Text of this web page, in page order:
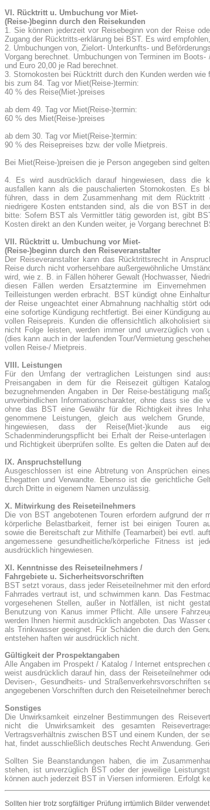
VI. Rücktritt u. Umbuchung vor Miet-
(Reise-)beginn durch den Reisekunden
1. Sie können jederzeit vor Reisebeginn von der Reise
Zugang der Rücktritts-erklärung bei BST. Es wird
2. Umbuchungen von, Zielort- Unterkunfts- und
Vorgang berechnet. Umbuchungen von Terminen im
und Euro 20,00 je Rad berechnet.
3. Stornokosten bei Rücktritt durch den Kunden werden wie
bis zum 84. Tag vor Miet(Reise-)termin:
40 % des Reise(Miet-)preises
ab dem 49. Tag vor Miet(Reise-)termin:
60 % des Miet(Reise-)preises
ab dem 30. Tag vor Miet(Reise-)termin:
90 % des Reisepreises bzw. der volle Mietpreis.
Bei Miet(Reise-)preisen die je Person angegeben sind
4. Es wird ausdrücklich darauf hingewiesen, dass die
ausfallen kann als die pauschalierten Stornokosten. Es
führen, dass in dem Zusammenhang mit dem
niedrigere Kosten entstanden sind, als die von BST in
bitte: Sofern BST als Vermittler tätig geworden ist, gibt
Kosten direkt an den Kunden weiter, je Vorgang berechnet
VII. Rücktritt u. Umbuchung vor Miet-
(Reise-)beginn durch den Reiseveranstalter
Der Reiseveranstalter kann das Rücktrittsrecht in
Reise durch nicht vorhersehbare außergewöhnliche
wird, wie z. B. in Fällen höherer Gewalt (Hochwasser,
diesen Fällen werden Ersatztermine im
Teilleistungen werden erbracht. BST kündigt ohne
der Reise ungeachtet einer Abmahnung nachhaltig stört
eine sofortige Kündigung rechtfertigt. Bei einer Kündigung
vollen Reisepreis. Kunden die offensichtlich alkoholisiert
nicht Folge leisten, werden immer und unverzüglich von
(dies kann auch in der laufenden Tour/Vermietung
vollen Reise-/ Mietpreis.
VIII. Leistungen
Für den Umfang der vertraglichen Leistungen sind
Preisangaben in dem für die Reisezeit gültigen
bezugnehmenden Angaben in Der Reise-bestätigung
unverbindlichen Informationscharakter, ohne dass sie die
ohne das BST eine Gewähr für die Richtigkeit ihres
genommene Leistungen, gleich aus welchem
hingewiesen, dass der Reise(Miet-)kunde aus
Schadenminderungspflicht bei Erhalt der Reise-
und Richtigkeit überprüfen sollte. Es gelten die Daten auf
IX. Anspruchstellung
Ausgeschlossen ist eine Abtretung von Ansprüchen
Ehegatten und Verwandte. Ebenso ist die gerichtliche
durch Dritte in eigenem Namen unzulässig.
X. Mitwirkung des Reiseteilnehmers
Die von BST angebotenen Touren erfordern aufgrund der
körperliche Belastbarkeit, ferner ist bei einigen Touren
sowie die Bereitschaft zur Mithilfe (Teamarbeit) bei evtl.
angemessene gesundheitliche/körperliche Fitness ist
ausdrücklich hingewiesen.
XI. Kenntnisse des Reiseteilnehmers /
Fahrgebiete u. Sicherheitsvorschriften
BST setzt voraus, dass jeder Reiseteilnehmer mit den
Fahrrades vertraut ist, und schwimmen kann. Das
vorgesehenen Stellen, außer in Notfällen, ist nicht
Benutzung von Kanus immer Pflicht. Alle unsere
werden Ihnen hiermit ausdrücklich angeboten. Das
als Trinkwasser geeignet. Für Schäden die durch den
entstehen haften wir ausdrücklich nicht.
Gültigkeit der Prospektangaben
Alle Angaben im Prospekt / Katalog / Internet
weist ausdrücklich darauf hin, dass der Reiseteilnehmer
Devisen-, Gesundheits- und Straßenverkehrsvorschriften
angegebenen Vorschriften durch den Reiseteilnehmer
Sonstiges
Die Unwirksamkeit einzelner Bestimmungen des
nicht die Unwirksamkeit des gesamten
Vertragsverhältnis zwischen BST und einem Kunden, der
hat, findet ausschließlich deutsches Recht Anwendung.
Sollten Sie Beanstandungen haben, die im
stehen, ist unverzüglich BST oder der jeweilige
können auch jederzeit BST in Viersen informieren. Erfolgt
Sollten hier trotz sorgfältiger Prüfung irrtümlich Bilder